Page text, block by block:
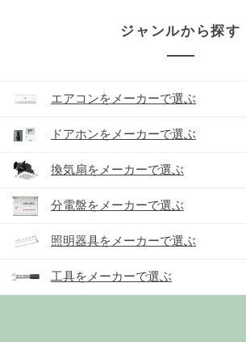
ジャンルから探す
エアコンをメーカーで選ぶ
ドアホンをメーカーで選ぶ
換気扇をメーカーで選ぶ
分電盤をメーカーで選ぶ
照明器具をメーカーで選ぶ
工具をメーカーで選ぶ